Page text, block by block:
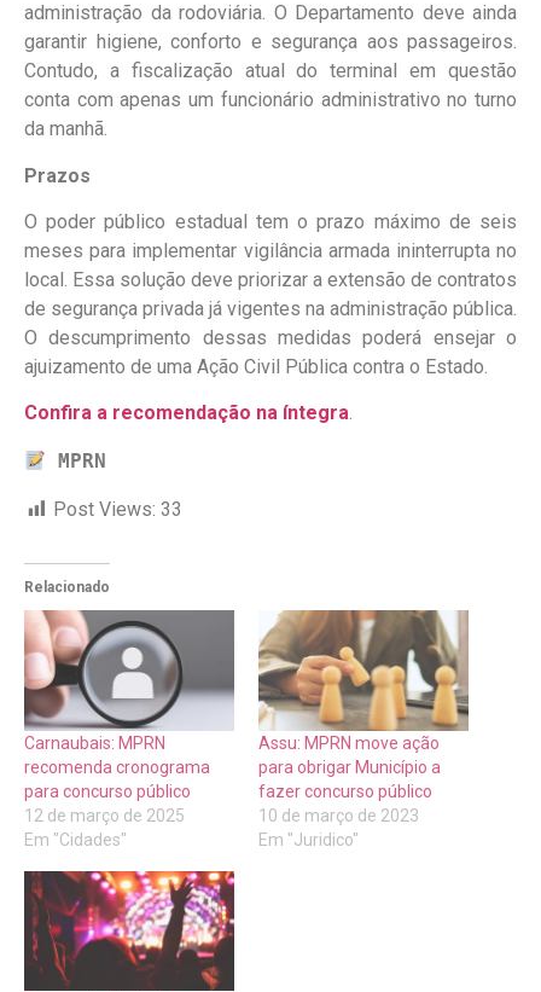
administração da rodoviária. O Departamento deve ainda
garantir higiene, conforto e segurança aos passageiros.
Contudo, a fiscalização atual do terminal em questão
conta com apenas um funcionário administrativo no turno
da manhã.
Prazos
O poder público estadual tem o prazo máximo de seis
meses para implementar vigilância armada ininterrupta no
local. Essa solução deve priorizar a extensão de contratos
de segurança privada já vigentes na administração pública.
O descumprimento dessas medidas poderá ensejar o
ajuizamento de uma Ação Civil Pública contra o Estado.
Confira a recomendação na íntegra.
MPRN
Post Views: 33
Relacionado
Carnaubais: MPRN
recomenda cronograma
para concurso público
12 de março de 2025
Em "Cidades"
Assu: MPRN move ação
para obrigar Município a
fazer concurso público
10 de março de 2023
Em "Juridico"